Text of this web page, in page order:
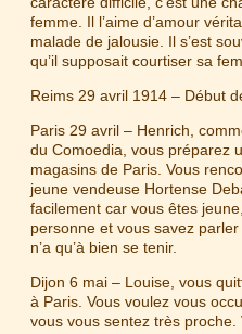
femme. Il l’aime d’amour
malade de jalousie. Il s’est
qu’il supposait courtiser sa
Reims 29 avril 1914 – Début
Paris 29 avril – Henrich,
du Comoedia, vous préparez
magasins de Paris. Vous
jeune vendeuse Hortense
facilement car vous êtes
personne et vous savez
n’a qu’à bien se tenir.
Dijon 6 mai – Louise, vous
à Paris. Vous voulez vous
vous vous sentez très